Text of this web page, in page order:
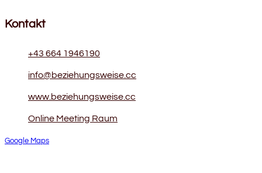
Kontakt
+43 664 1946190
info@beziehungsweise.cc
www.beziehungsweise.cc
Online Meeting Raum
Google Maps